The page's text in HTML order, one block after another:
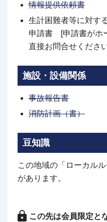
情報提供依頼書
生計困難者等に対す
申請書 [申請書がホ
直接お問合せくださ
施設・設備関係
事故報告書
消防計画（書）
豆知識
この地域の「ローカル
があります。
この先は会員限定と